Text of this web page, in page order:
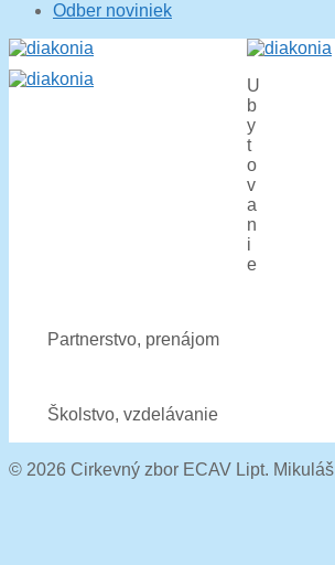
Odber noviniek
U
b
y
t
o
v
a
n
i
e
Partnerstvo, prenájom
Školstvo, vzdelávanie
© 2026 Cirkevný zbor ECAV Lipt. Mikuláš